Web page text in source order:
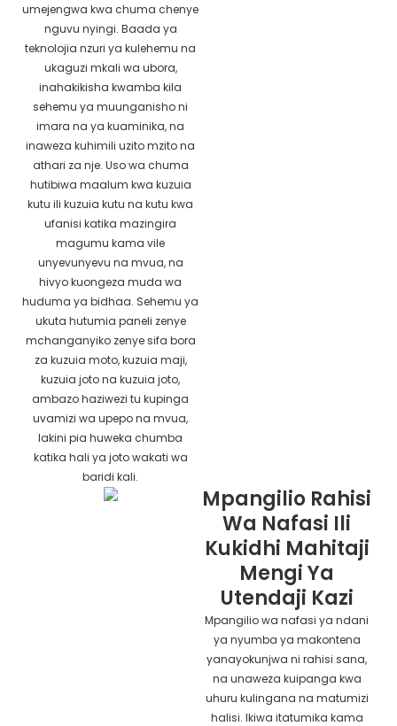
umejengwa kwa chuma chenye
nguvu nyingi. Baada ya
teknolojia nzuri ya kulehemu na
ukaguzi mkali wa ubora,
inahakikisha kwamba kila
sehemu ya muunganisho ni
imara na ya kuaminika, na
inaweza kuhimili uzito mzito na
athari za nje. Uso wa chuma
hutibiwa maalum kwa kuzuia
kutu ili kuzuia kutu na kutu kwa
ufanisi katika mazingira
magumu kama vile
unyevunyevu na mvua, na
hivyo kuongeza muda wa
huduma ya bidhaa. Sehemu ya
ukuta hutumia paneli zenye
mchanganyiko zenye sifa bora
za kuzuia moto, kuzuia maji,
kuzuia joto na kuzuia joto,
ambazo haziwezi tu kupinga
uvamizi wa upepo na mvua,
lakini pia huweka chumba
katika hali ya joto wakati wa
baridi kali.
Mpangilio Rahisi
Wa Nafasi Ili
Kukidhi Mahitaji
Mengi Ya
Utendaji Kazi
Mpangilio wa nafasi ya ndani
ya nyumba ya makontena
yanayokunjwa ni rahisi sana,
na unaweza kuipanga kwa
uhuru kulingana na matumizi
halisi. Ikiwa itatumika kama